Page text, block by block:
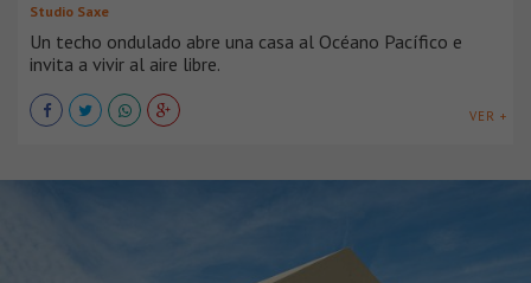
Studio Saxe
Un techo ondulado abre una casa al Océano Pacífico e
invita a vivir al aire libre.
VER +